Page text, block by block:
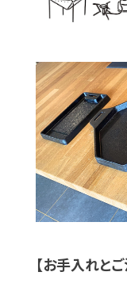
【お手入れと